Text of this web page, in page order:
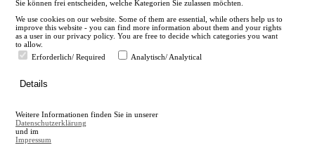
en
A
A
Sie können frei entscheiden, welche Kategorien Sie zulassen möchten.
We use cookies on our website. Some of them are essential, while others help us to
improve this website - you can find more information about them and your rights
as a user in our privacy policy. You are free to decide which categories you want
to allow.
Erforderlich/ Required
Analytisch/ Analytical
Details
Weitere Informationen finden Sie in unserer
Datenschutzerklärung
und im
Impressum